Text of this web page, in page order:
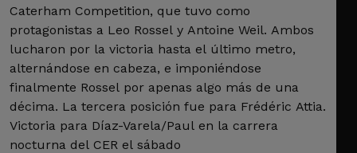
Caterham Competition, que tuvo como
protagonistas a Leo Rossel y Antoine Weil. Ambos
lucharon por la victoria hasta el último metro,
alternándose en cabeza, e imponiéndose
finalmente Rossel por apenas algo más de una
décima. La tercera posición fue para Frédéric Attia.
Victoria para Díaz-Varela/Paul en la carrera
nocturna del CER el sábado